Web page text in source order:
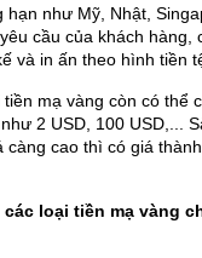
hạn như Mỹ, Nhật,
cầu của khách hàng,
và in ấn theo hình tiền
mạ vàng còn có thể
2 USD, 100 USD,...
càng cao thì có giá
loại tiền mạ vàng